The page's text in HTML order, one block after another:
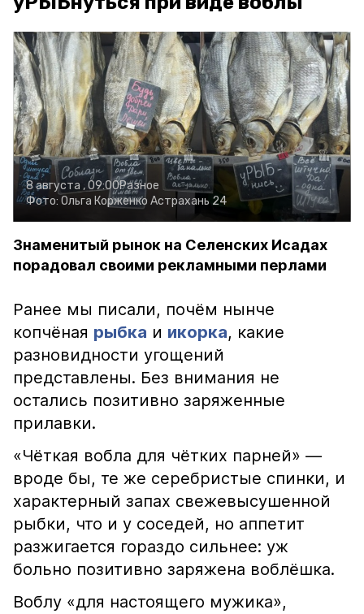
8 августа , 09:00Разное
Фото: Ольга Корженко Астрахань 24
Знаменитый рынок на Селенских Исадах
порадовал своими рекламными перлами
Ранее мы писали, почём нынче
копчёная рыбка и икорка, какие
разновидности угощений
представлены. Без внимания не
остались позитивно заряженные
прилавки.
«Чёткая вобла для чётких парней» —
вроде бы, те же серебристые спинки, и
характерный запах свежевысушенной
рыбки, что и у соседей, но аппетит
разжигается гораздо сильнее: уж
больно позитивно заряжена воблёшка.
Воблу «для настоящего мужика»,